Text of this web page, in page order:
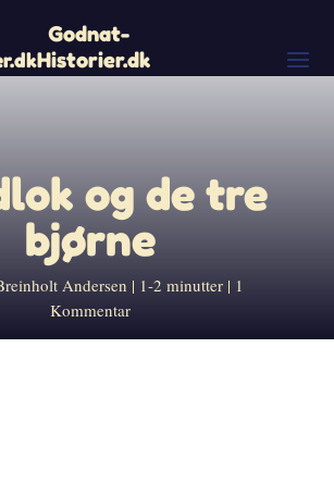
Godnat-
Historier.dk
og de tre
bjørne
Andersen 1-2 minutter
1
Kommentar